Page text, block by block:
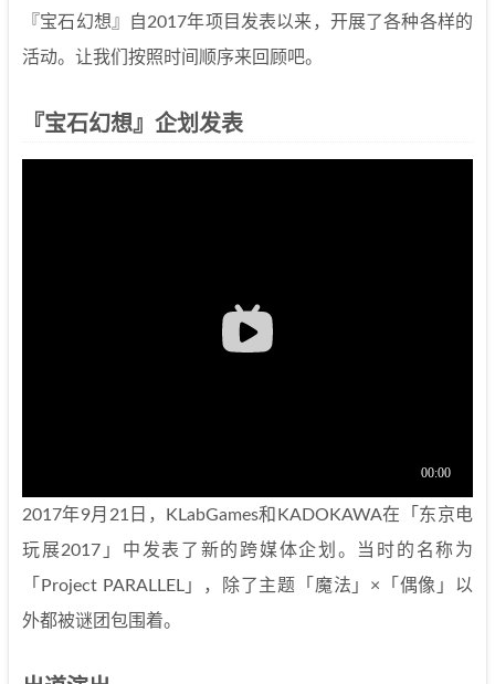
『宝石幻想』自2017年项目发表以来，开展了各种各样的
活动。让我们按照时间顺序来回顾吧。
『宝石幻想』企划发表
2017年9月21日，KLabGames和KADOKAWA在「东京电
玩展2017」中发表了新的跨媒体企划。当时的名称为
「Project PARALLEL」，除了主题「魔法」×「偶像」以
外都被谜团包围着。